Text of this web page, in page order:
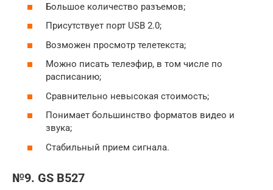
Большое количество разъемов;
Присутствует порт USB 2.0;
Возможен просмотр телетекста;
Можно писать телеэфир, в том числе по
расписанию;
Сравнительно невысокая стоимость;
Понимает большинство форматов видео и
звука;
Стабильный прием сигнала.
№9. GS B527